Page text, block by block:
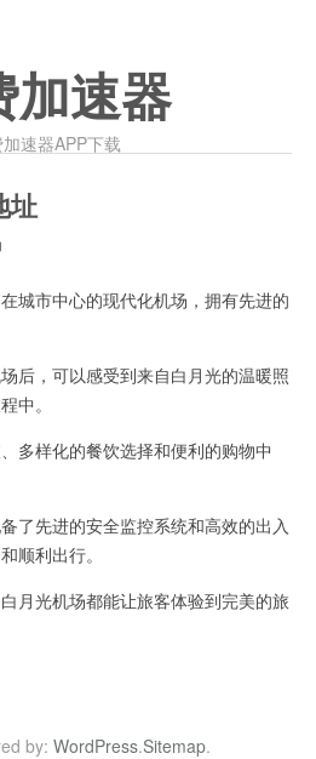
加速器
速器APP下载
址
市中心的现代化机场，拥有先进的
，可以感受到来自白月光的温暖照
中。
样化的餐饮选择和便利的购物中
先进的安全监控系统和高效的出入
顺利出行。
光机场都能让旅客体验到完美的旅
by: WordPress.Sitemap.